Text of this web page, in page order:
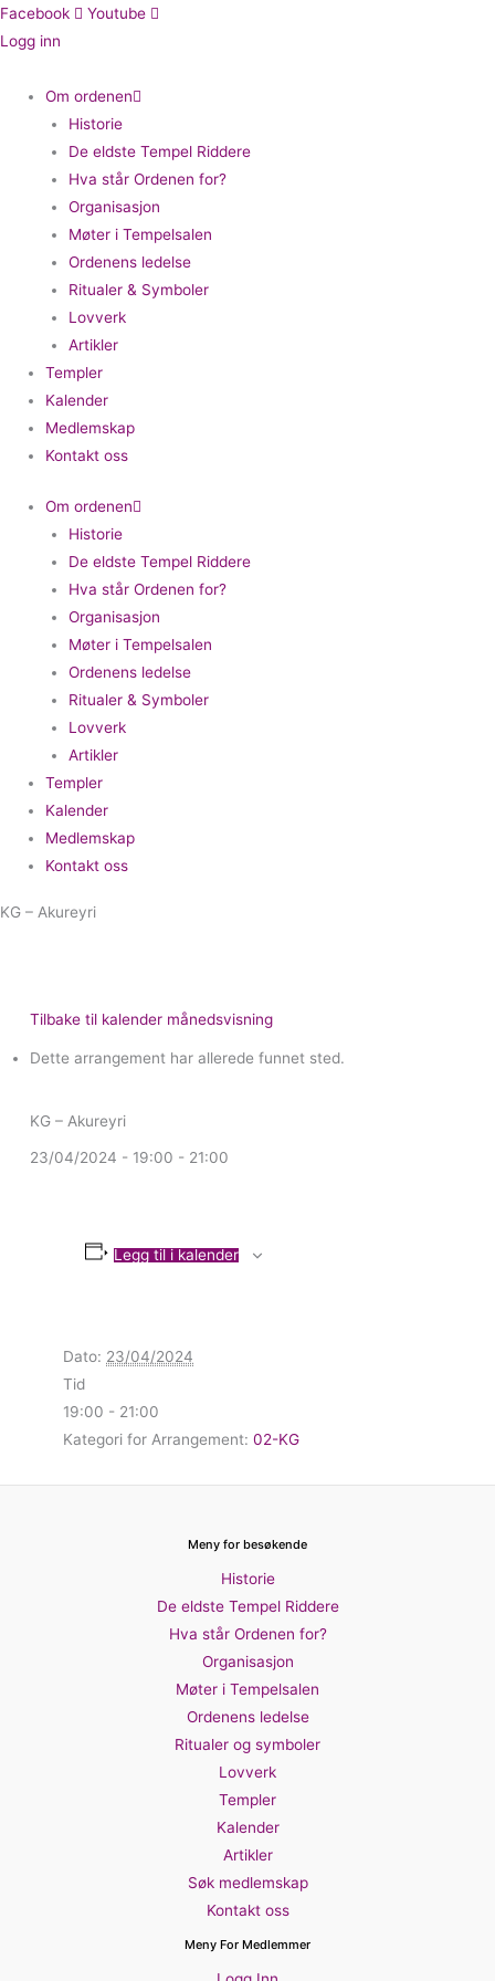
Hopp
rett
innholdet
Facebook
Youtube
Logg inn
Om ordenen
Historie
De eldste Tempel Riddere
Hva står Ordenen for?
Organisasjon
Møter i Tempelsalen
Ordenens ledelse
Ritualer & Symboler
Lovverk
Artikler
Templer
Kalender
Medlemskap
Kontakt oss
Om ordenen
Historie
De eldste Tempel Riddere
Hva står Ordenen for?
Organisasjon
Møter i Tempelsalen
Ordenens ledelse
Ritualer & Symboler
Lovverk
Artikler
Templer
Kalender
Medlemskap
Kontakt oss
KG – Akureyri
Tilbake til kalender månedsvisning
Dette arrangement har allerede funnet sted.
KG – Akureyri
23/04/2024 - 19:00 - 21:00
Legg til i kalender
Dato: 23/04/2024
Tid
19:00 - 21:00
Kategori for Arrangement: 02-KG
Meny for besøkende
Historie
De eldste Tempel Riddere
Hva står Ordenen for?
Organisasjon
Møter i Tempelsalen
Ordenens ledelse
Ritualer og symboler
Lovverk
Templer
Kalender
Artikler
Søk medlemskap
Kontakt oss
Meny For Medlemmer